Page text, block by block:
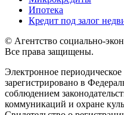
Ипотека
Кредит под залог
© Агентство социально-
Все права защищены.
Электронное периодическое
зарегистрировано в
соблюдением
коммуникаций и охране